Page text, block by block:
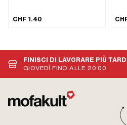
CHF 1.40
FINISCI DI LAVORARE PIÙ
GIOVEDÌ FINO ALLE 20:00